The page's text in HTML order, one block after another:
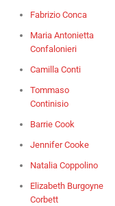
Fabrizio Conca
Maria Antonietta
Confalonieri
Camilla Conti
Tommaso
Continisio
Barrie Cook
Jennifer Cooke
Natalia Coppolino
Elizabeth Burgoyne
Corbett